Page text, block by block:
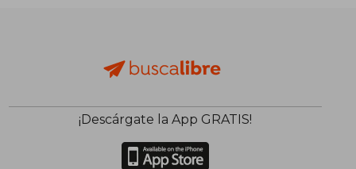
¡Descárgate la App GRATIS!